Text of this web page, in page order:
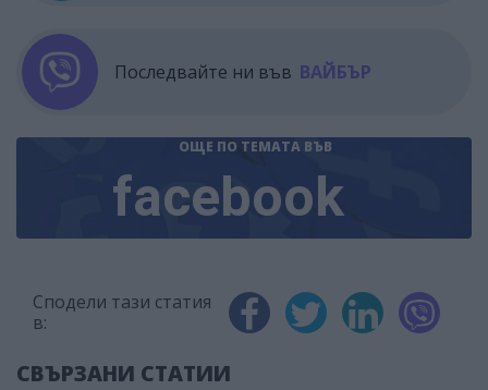
Последвайте ни във ВАЙБЪР
ОЩЕ ПО ТЕМАТА ВЪВ
facebook
Сподели тази статия
в:
СВЪРЗАНИ СТАТИИ